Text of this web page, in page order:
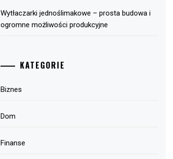
Wytłaczarki jednoślimakowe – prosta budowa i
ogromne możliwości produkcyjne
KATEGORIE
Biznes
Dom
Finanse